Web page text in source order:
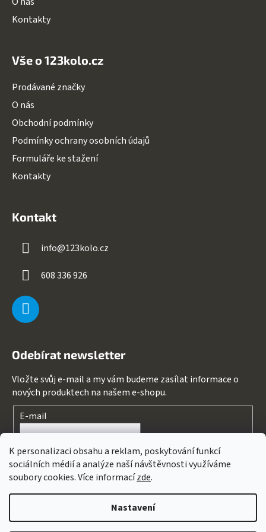
K personalizaci obsahu a reklam, poskytování funkcí
sociálních médií a analýze naší návštěvnosti využíváme
soubory cookies. Více informacízde.
Nastavení
Kontakty
Vše o 123kolo.cz
Prodávané značky
O nás
Obchodní podmínky
Podmínky ochrany osobních údajů
Formuláře ke stažení
Kontakty
Kontakt
info@123kolo.cz
608 336 926
Odebírat newsletter
Vložte svůj e-mail a my vám budeme zasílat informace o
nových produktech na našem e-shopu.
E-mail
Souhlasím spodmínkami ochrany osobních údajů
PŘIHLÁSIT SE